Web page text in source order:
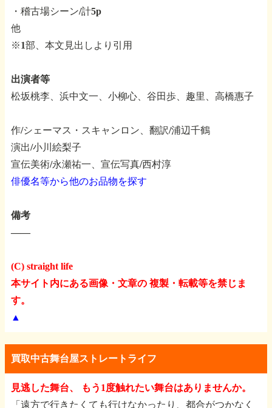
・稽古場シーン/計5p
他
※1部、本文見出しより引用
出演者等
松坂桃李、浜中文一、小柳心、谷田歩、趣里、高橋惠子
作/シェーマス・スキャンロン、翻訳/浦辺千鶴
演出/小川絵梨子
宣伝美術/永瀬祐一、宣伝写真/西村淳
俳優名等から他のお品物を探す
備考
――
(C) straight life
本サイト内にある画像・文章の 複製・転載等を禁じま
す。
▲
買取中古舞台屋ストレートライフ
見逃した舞台、 もう1度触れたい舞台はありませんか。
「遠方で行きたくても行けなかったり、都合がつかなく